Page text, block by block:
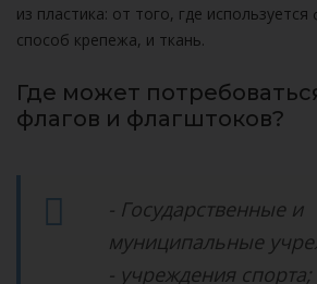
из пластика: от того, где используется
способ крепежа, и ткань.
Где может
флагов и флагштоков?
- Государственные и
муниципальные
- учреждения спорта;